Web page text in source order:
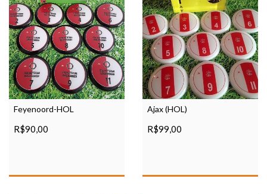
Feyenoord-HOL
R$90,00
Ajax (HOL)
R$99,00